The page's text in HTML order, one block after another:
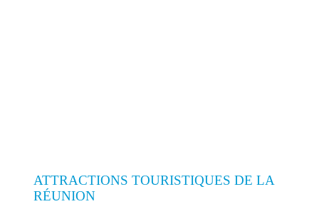
ATTRACTIONS TOURISTIQUES DE LA
RÉUNION